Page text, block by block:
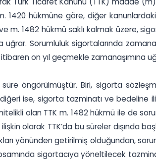
1420 hükmüne göre, diğer
1482 hükmü saklı kalmak üzere,
Sorumluluk sigortalarında
on yıl geçmekle zamanaşımına
öngörülmüştür. Biri, sigorta
ise, sigorta tazminatı ve
olan TTK m. 1482 hükmü ile de
olarak TTK’da bu süreler dışında
yönünden getirilmiş olduğundan,
sigortacıya yöneltilecek